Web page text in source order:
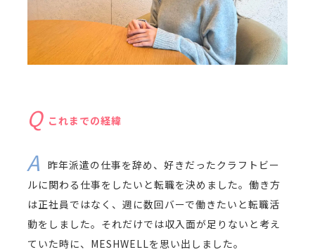
これまでの経緯
昨年派遣の仕事を辞め、好きだったクラフトビー
ルに関わる仕事をしたいと転職を決めました。働き方
は正社員ではなく、週に数回バーで働きたいと転職活
動をしました。それだけでは収入面が足りないと考え
ていた時に、MESHWELLを思い出しました。